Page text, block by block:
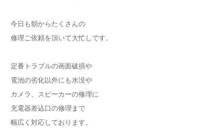
今日も朝からたくさんの
修理ご依頼を頂いて大忙しです。
定番トラブルの画面破損や
電池の劣化以外にも水没や
カメラ、スピーカーの修理に
充電器差込口の修理まで
幅広く対応しております。